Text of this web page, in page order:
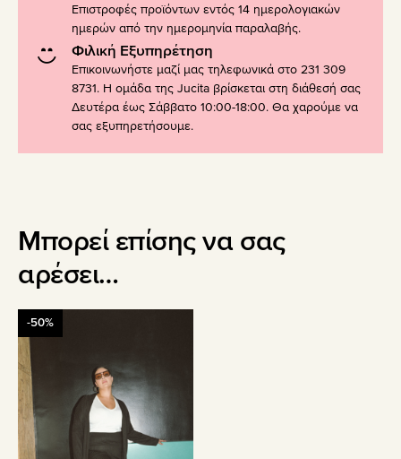
Επιστροφές προϊόντων εντός 14 ημερολογιακών
ημερών από την ημερομηνία παραλαβής.
Φιλική Εξυπηρέτηση
Επικοινωνήστε μαζί μας τηλεφωνικά στο 231 309
8731. Η ομάδα της Jucita βρίσκεται στη διάθεσή σας
Δευτέρα έως Σάββατο 10:00-18:00. Θα χαρούμε να
σας εξυπηρετήσουμε.
Μπορεί επίσης να σας
αρέσει…
-50%
Αυτό
το
προϊόν
έχει
πολλαπλές
παραλλαγές.
Οι